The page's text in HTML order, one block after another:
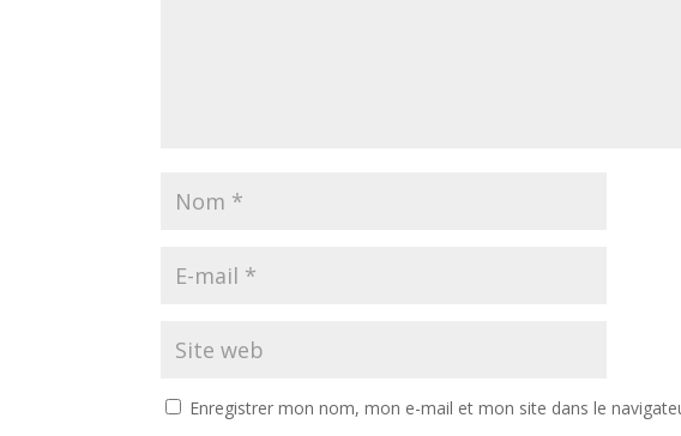
Enregistrer mon nom, mon e-mail et mon site dans le